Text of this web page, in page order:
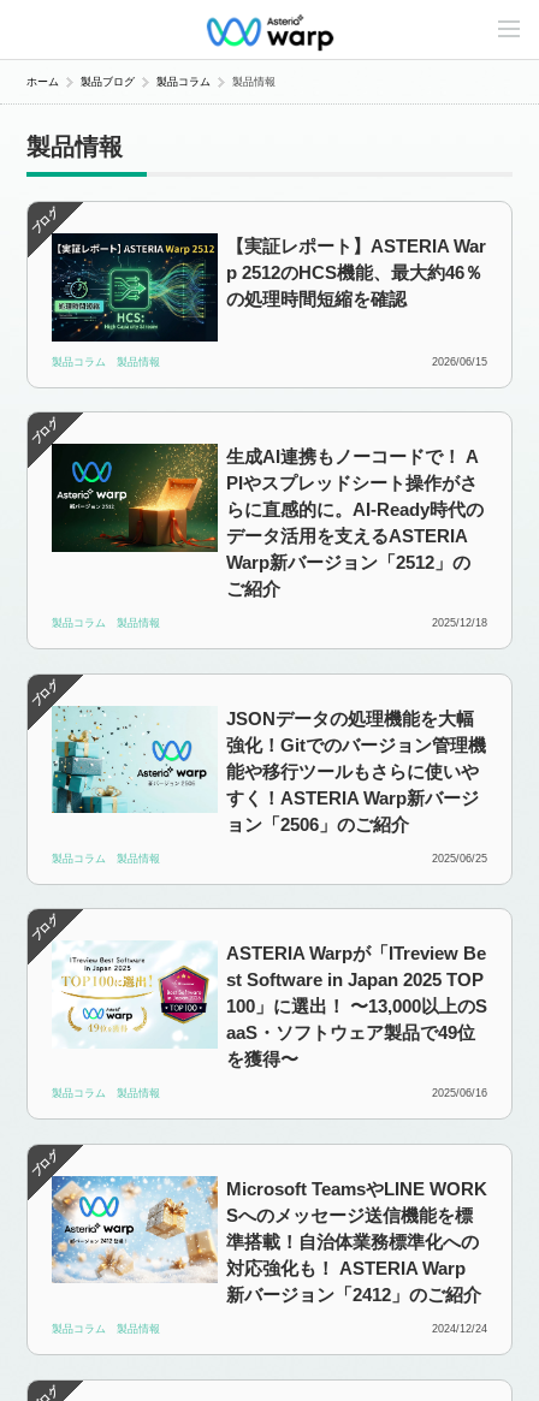
C
n
e
n
ホーム 製品ブログ 製品コラム 製品情報
製品情報
【実証レポート】ASTERIA War
p 2512のHCS機能、最大約46％
の処理時間短縮を確認
製品コラム 製品情報 2026/06/15
生成AI連携もノーコードで！ A
PIやスプレッドシート操作がさ
らに直感的に。AI-Ready時代の
データ活用を支えるASTERIA
Warp新バージョン「2512」の
ご紹介
製品コラム 製品情報 2025/12/18
JSONデータの処理機能を大幅
強化！Gitでのバージョン管理機
能や移行ツールもさらに使いや
すく！ASTERIA Warp新バージ
ョン「2506」のご紹介
製品コラム 製品情報 2025/06/25
ASTERIA Warpが「ITreview Be
st Software in Japan 2025 TOP
100」に選出！ 〜13,000以上のS
aaS・ソフトウェア製品で49位
を獲得〜
製品コラム 製品情報 2025/06/16
Microsoft TeamsやLINE WORK
Sへのメッセージ送信機能を標
準搭載！自治体業務標準化への
対応強化も！ ASTERIA Warp
新バージョン「2412」のご紹介
製品コラム 製品情報 2024/12/24